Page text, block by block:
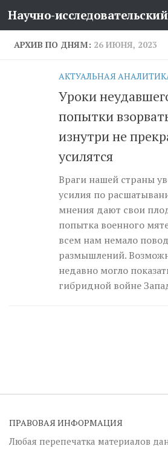
Перейти к содержимому
АРХИВ ПО ДНЯМ: 26 ИЮНЯ, 2023
АКТУАЛЬНАЯ
Уроки
попытки
изнутри не
усилятся
Враги нашей страны
усилия по
мнения дают свои
попытка военного
всем нам немало
размышлений.
недавно могло
гибридной войне
ПРАВОВАЯ ИНФОРМАЦИЯ
Любая перепечатка материалов